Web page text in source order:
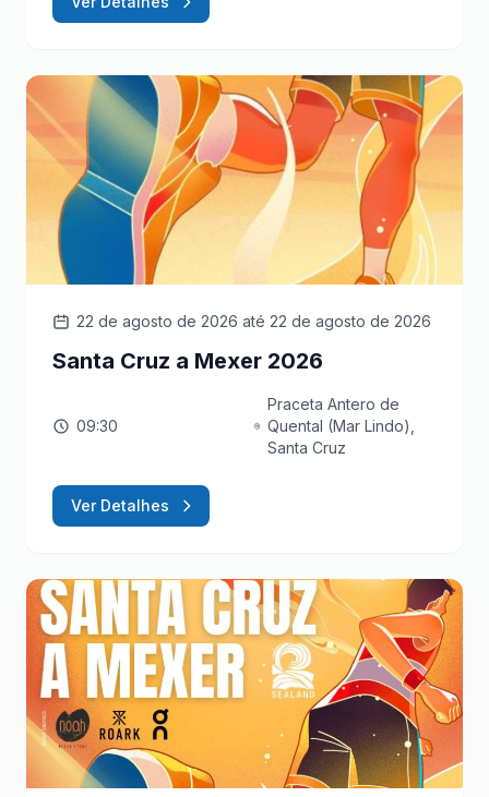
22 de agosto de 2026 até 22 de agosto de 2026
Santa Cruz a Mexer 2026
09:30
Praceta Antero de
Quental (Mar Lindo),
Santa Cruz
Ver Detalhes